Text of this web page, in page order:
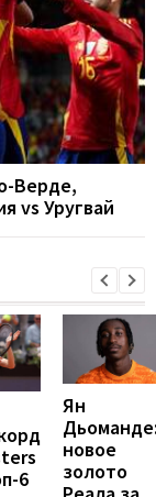
Верде,
vs Уругвай
6
Ян
новое
золото